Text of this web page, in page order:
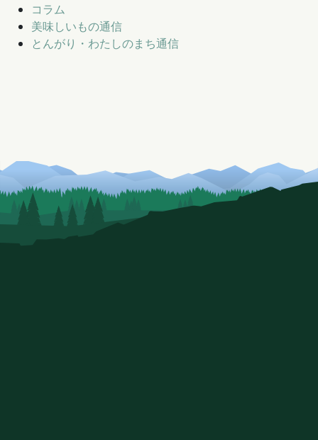
コラム
美味しいもの通信
とんがり・わたしのまち通信